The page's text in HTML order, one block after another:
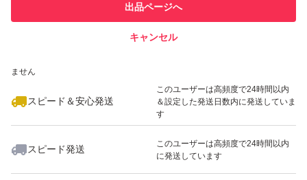
での取引実績があります
ません
スピード＆安心発送
このユーザーは高頻度で24時間以内
＆設定した発送日数内に発送していま
す
スピード発送
このユーザーは高頻度で24時間以内
に発送しています
出品ページへ
キャンセル
いいね！
500